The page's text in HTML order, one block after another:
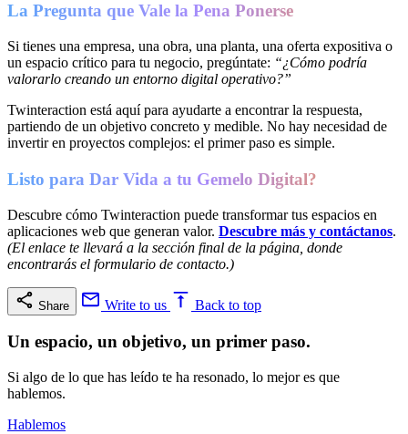
La Pregunta que Vale la Pena Ponerse
Si tienes una empresa, una obra, una planta, una oferta expositiva o
un espacio crítico para tu negocio, pregúntate: “¿Cómo podría
valorarlo creando un entorno digital operativo?”
Twinteraction está aquí para ayudarte a encontrar la respuesta,
partiendo de un objetivo concreto y medible. No hay necesidad de
invertir en proyectos complejos: el primer paso es simple.
Listo para Dar Vida a tu Gemelo Digital?
Descubre cómo Twinteraction puede transformar tus espacios en
aplicaciones web que generan valor. Descubre más y contáctanos.
(El enlace te llevará a la sección final de la página, donde
encontrarás el formulario de contacto.)
Share Write to us Back to top
Un espacio, un objetivo, un primer paso.
Si algo de lo que has leído te ha resonado, lo mejor es que
hablemos.
Hablemos